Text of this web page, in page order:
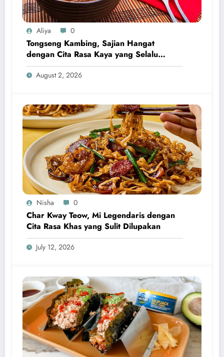
Aliya 0
Tongseng Kambing, Sajian Hangat
dengan Cita Rasa Kaya yang Selalu
Menggugah Selera
August 2, 2026
Nisha 0
Char Kway Teow, Mi Legendaris dengan
Cita Rasa Khas yang Sulit Dilupakan
July 12, 2026